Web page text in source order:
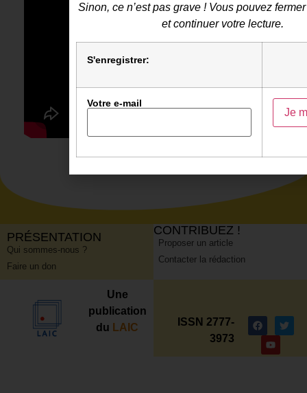
PRÉSENTATION
Qui sommes-nous ?
Faire un don
CONTRIBUEZ !
Proposer un article
Contacter la rédaction
Une
publication
du LAIC
ISSN 2777-
3973
Sinon, ce n’est pas grave ! Vous pouvez
et continuer votre lecture.
S'enregistrer:
Votre e-mail